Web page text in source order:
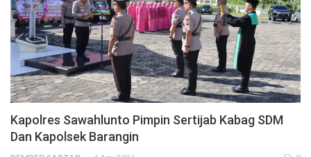
Kapolres Sawahlunto Pimpin Sertijab Kabag SDM
Dan Kapolsek Barangin